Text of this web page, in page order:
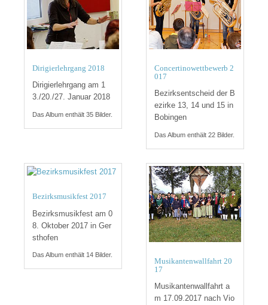
Dirigierlehrgang 2018
Dirigierlehrgang am 1
3./20./27. Januar 2018
Das Album enthält 35 Bilder.
Concertinowettbewerb 2
017
Bezirksentscheid der B
ezirke 13, 14 und 15 in
Bobingen
Das Album enthält 22 Bilder.
Bezirksmusikfest 2017
Bezirksmusikfest am 0
8. Oktober 2017 in Ger
sthofen
Das Album enthält 14 Bilder.
Musikantenwallfahrt 20
17
Musikantenwallfahrt a
m 17.09.2017 nach Vio